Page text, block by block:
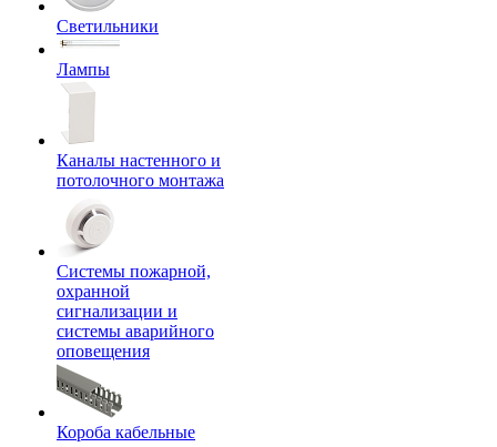
Светильники
Лампы
Каналы настенного и
потолочного монтажа
Системы пожарной,
охранной
сигнализации и
системы аварийного
оповещения
Короба кабельные